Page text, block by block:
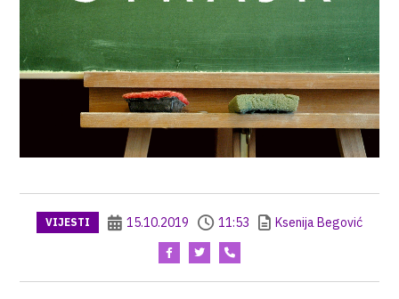
VIJESTI 15.10.2019 11:53 Ksenija Begović